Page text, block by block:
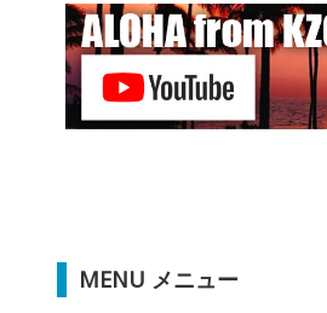
MENU メニュー